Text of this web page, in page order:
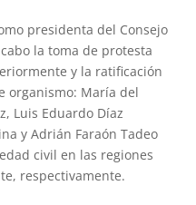
presidenta del Consejo
la toma de protesta
y la ratificación
organismo: María del
Luis Eduardo Díaz
y Adrián Faraón Tadeo
civil en las regiones
respectivamente.